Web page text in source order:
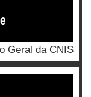
Geral da CNIS